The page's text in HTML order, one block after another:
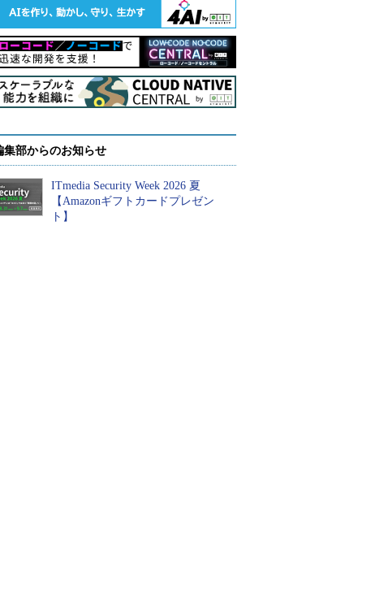
集部からのお知らせ
ITmedia Security Week 2026 夏
【Amazonギフトカードプレゼン
ト】